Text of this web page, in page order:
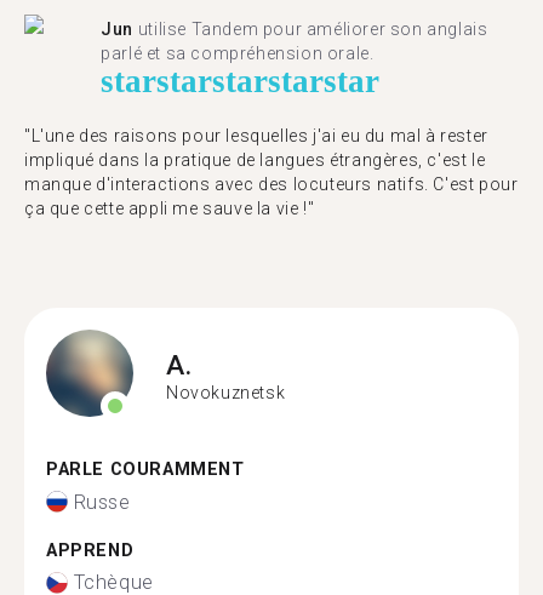
Jun utilise Tandem pour améliorer son anglais
parlé et sa compréhension orale.
starstarstarstarstar
"L'une des raisons pour lesquelles j'ai eu du mal à rester
impliqué dans la pratique de langues étrangères, c'est le
manque d'interactions avec des locuteurs natifs. C'est pour
ça que cette appli me sauve la vie !"
A.
Novokuznetsk
PARLE COURAMMENT
Russe
APPREND
Tchèque